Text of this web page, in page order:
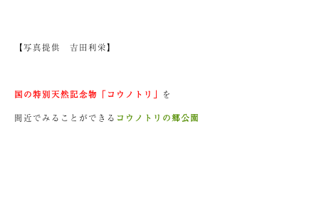
【写真提供 吉田利栄】
国の特別天然記念物「コウノトリ」 を
間近でみることができる コウノトリの郷公園